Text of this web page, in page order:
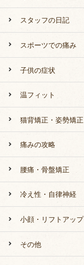
スタッフの日記
スポーツでの痛み
子供の症状
温フィット
猫背矯正・姿勢矯正
痛みの攻略
腰痛・骨盤矯正
冷え性・自律神経
小顔・リフトアップ
その他